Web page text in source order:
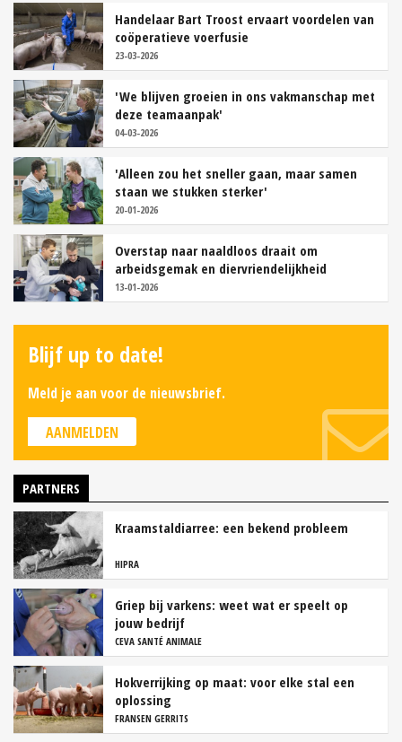
Handelaar Bart Troost ervaart voordelen van
coöperatieve voerfusie
23-03-2026
'We blijven groeien in ons vakmanschap met
deze teamaanpak'
04-03-2026
'Alleen zou het sneller gaan, maar samen
staan we stukken sterker'
20-01-2026
Overstap naar naaldloos draait om
arbeidsgemak en diervriendelijkheid
13-01-2026
Blijf up to date!
Meld je aan voor de nieuwsbrief.
AANMELDEN
PARTNERS
Kraamstaldiarree: een bekend probleem
HIPRA
Griep bij varkens: weet wat er speelt op
jouw bedrijf
CEVA SANTÉ ANIMALE
Hokverrijking op maat: voor elke stal een
oplossing
FRANSEN GERRITS